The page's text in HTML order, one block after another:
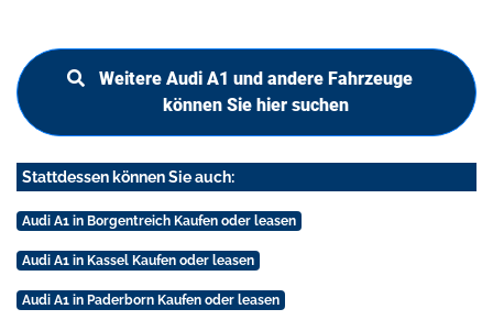
Weitere Audi A1 und andere Fahrzeuge
können Sie hier suchen
Stattdessen können Sie auch:
Audi A1 in Borgentreich Kaufen oder leasen
Audi A1 in Kassel Kaufen oder leasen
Audi A1 in Paderborn Kaufen oder leasen